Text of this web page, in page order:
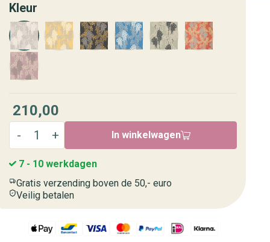
Kleur
210,00
In winkelwagen
7 - 10 werkdagen
Gratis verzending boven de 50,- euro
Veilig betalen